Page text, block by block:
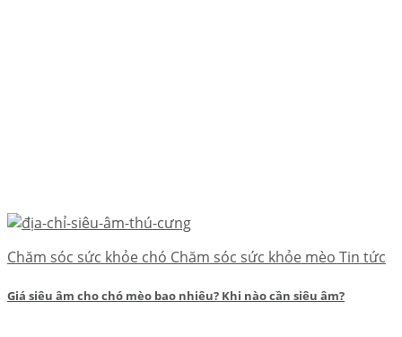
Chăm sóc sức khỏe chó Chăm sóc sức khỏe mèo Tin tức
Giá siêu âm cho chó mèo bao nhiêu? Khi nào cần siêu âm?